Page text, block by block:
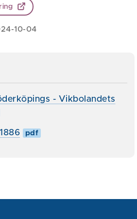
10-04
- Vikbolandets
pdf